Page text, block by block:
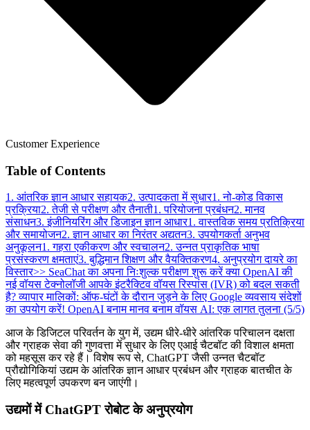
Customer Experience
Table of Contents
1. आंतरिक ज्ञान आधार सहायक2. उत्पादकता में सुधार1. नो-कोड विकास
प्रक्रिया2. तेजी से परीक्षण और तैनाती1. परियोजना प्रबंधन2. मानव
संसाधन3. इंजीनियरिंग और डिजाइन ज्ञान आधार1. वास्तविक समय प्रतिक्रिया
और समायोजन2. ज्ञान आधार का निरंतर अद्यतन3. उपयोगकर्ता अनुभव
अनुकूलन1. गहरा एकीकरण और स्वचालन2. उन्नत प्राकृतिक भाषा
प्रसंस्करण क्षमताएं3. बुद्धिमान शिक्षण और वैयक्तिकरण4. अनुप्रयोग दायरे का
विस्तार>> SeaChat का अपना निःशुल्क परीक्षण शुरू करेंक्या OpenAI की
नई वॉयस टेक्नोलॉजी आपके इंटरैक्टिव वॉयस रिस्पांस (IVR) को बदल सकती
है?व्यापार मालिकों: ऑफ-घंटों के दौरान जुड़ने के लिए Google व्यवसाय संदेशों
का उपयोग करें! OpenAI बनाम मानव बनाम वॉयस AI: एक लागत तुलना (5/5)
आज के डिजिटल परिवर्तन के युग में, उद्यम धीरे-धीरे आंतरिक परिचालन दक्षता
और ग्राहक सेवा की गुणवत्ता में सुधार के लिए एआई चैटबॉट की विशाल क्षमता
को महसूस कर रहे हैं। विशेष रूप से, ChatGPT जैसी उन्नत चैटबॉट
प्रौद्योगिकियां उद्यम के आंतरिक ज्ञान आधार प्रबंधन और ग्राहक बातचीत के
लिए महत्वपूर्ण उपकरण बन जाएंगी।
उद्यमों में ChatGPT रोबोट के अनुप्रयोग